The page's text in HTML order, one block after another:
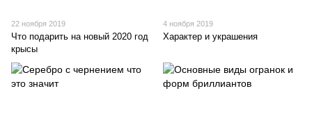
22 ноября 2019
Что подарить на новый 2020 год
крысы
4 ноября 2019
Характер и украшения